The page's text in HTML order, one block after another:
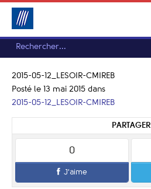
2015-05-12_LESOIR-CMIREB
Posté le 13 mai 2015 dans
2015-05-12_LESOIR-CMIREB
PARTAGER
0
J'aime